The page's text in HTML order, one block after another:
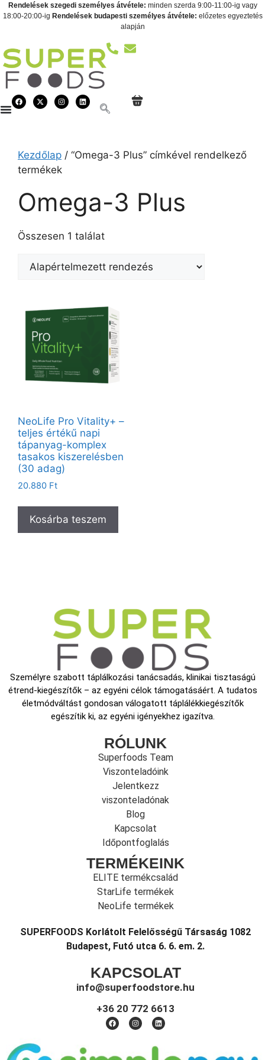
Rendelések szegedi személyes átvétele: minden szerda 9:00-11:00-ig vagy
18:00-20:00-ig Rendelések budapesti személyes átvétele: előzetes egyeztetés
alapján
Kezdőlap / “Omega-3 Plus” címkével rendelkező
termékek
Omega-3 Plus
Összesen 1 találat
NeoLife Pro Vitality+ –
teljes értékű napi
tápanyag-komplex
tasakos kiszerelésben
(30 adag)
20.880 Ft
Kosárba teszem
Személyre szabott táplálkozási tanácsadás, klinikai tisztaságú
étrend-kiegészítők – az egyéni célok támogatásáért. A tudatos
életmódváltást gondosan válogatott táplálékkiegészítők
egészítik ki, az egyéni igényekhez igazítva.
RÓLUNK
Superfoods Team
Viszonteladóink
Jelentkezz
viszonteladónak
Blog
Kapcsolat
Időpontfoglalás
TERMÉKEINK
ELITE termékcsalád
StarLife termékek
NeoLife termékek
SUPERFOODS Korlátolt Felelősségű Társaság 1082
Budapest, Futó utca 6. 6. em. 2.
KAPCSOLAT
info@superfoodstore.hu
+36 20 772 6613